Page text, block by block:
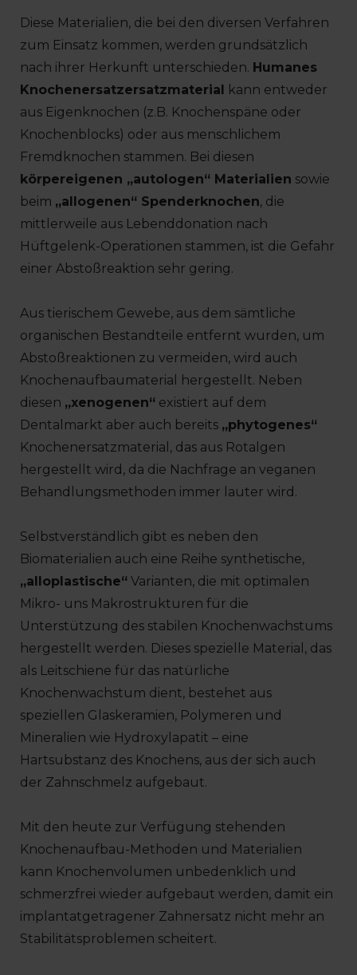
Diese Materialien, die bei den diversen Verfahren
zum Einsatz kommen, werden grundsätzlich
nach ihrer Herkunft unterschieden. Humanes
Knochenersatzersatzmaterial kann entweder
aus Eigenknochen (z.B. Knochenspäne oder
Knochenblocks) oder aus menschlichem
Fremdknochen stammen. Bei diesen
körpereigenen „autologen“ Materialien sowie
beim „allogenen“ Spenderknochen, die
mittlerweile aus Lebenddonation nach
Hüftgelenk-Operationen stammen, ist die Gefahr
einer Abstoßreaktion sehr gering.
Aus tierischem Gewebe, aus dem sämtliche
organischen Bestandteile entfernt wurden, um
Abstoßreaktionen zu vermeiden, wird auch
Knochenaufbaumaterial hergestellt. Neben
diesen „xenogenen“ existiert auf dem
Dentalmarkt aber auch bereits „phytogenes“
Knochenersatzmaterial, das aus Rotalgen
hergestellt wird, da die Nachfrage an veganen
Behandlungsmethoden immer lauter wird.
Selbstverständlich gibt es neben den
Biomaterialien auch eine Reihe synthetische,
„alloplastische“ Varianten, die mit optimalen
Mikro- uns Makrostrukturen für die
Unterstützung des stabilen Knochenwachstums
hergestellt werden. Dieses spezielle Material, das
als Leitschiene für das natürliche
Knochenwachstum dient, bestehet aus
speziellen Glaskeramien, Polymeren und
Mineralien wie Hydroxylapatit – eine
Hartsubstanz des Knochens, aus der sich auch
der Zahnschmelz aufgebaut.
Mit den heute zur Verfügung stehenden
Knochenaufbau-Methoden und Materialien
kann Knochenvolumen unbedenklich und
schmerzfrei wieder aufgebaut werden, damit ein
implantatgetragener Zahnersatz nicht mehr an
Stabilitätsproblemen scheitert.